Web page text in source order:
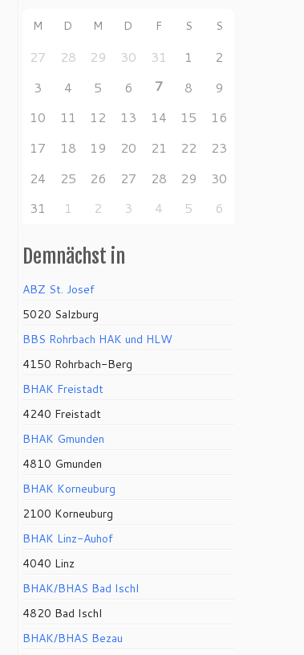
M D M D F S S
27 28 29 30 31 1
2
3
4 5 6 7 8
9
10
11 12 13 14 15
16
17
18 19 20 21 22
23
24
25 26 27 28 29
30
31
1 2 3 4 5 6
Demnächst in
ABZ St. Josef
5020 Salzburg
BBS Rohrbach HAK und HLW
4150 Rohrbach-Berg
BHAK Freistadt
4240 Freistadt
BHAK Gmunden
4810 Gmunden
BHAK Korneuburg
2100 Korneuburg
BHAK Linz-Auhof
4040 Linz
BHAK/BHAS Bad Ischl
4820 Bad Ischl
BHAK/BHAS Bezau